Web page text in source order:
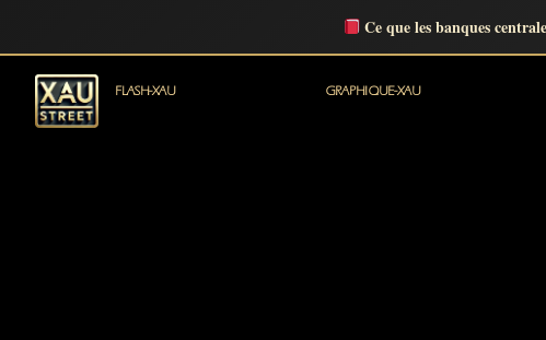
Ce que les banques
FLASH-XAU GRAPHIQUE-XAU